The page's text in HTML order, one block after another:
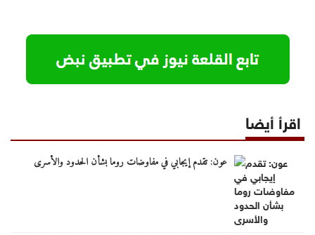
اقرأ أيضا
عون: تقدم إيجابي في مفاوضات روما بشأن الحدود والأسرى